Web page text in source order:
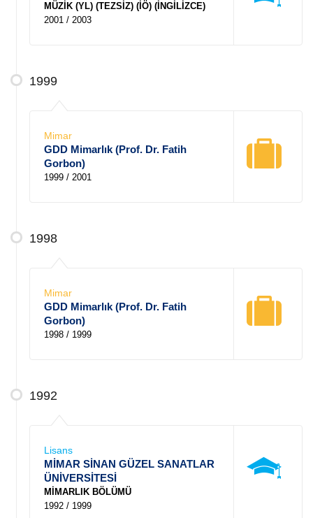
MÜZİK (YL) (TEZSİZ) (İÖ) (İNGİLİZCE)
2001 / 2003
1999
Mimar
GDD Mimarlık (Prof. Dr. Fatih
Gorbon)
1999 / 2001
1998
Mimar
GDD Mimarlık (Prof. Dr. Fatih
Gorbon)
1998 / 1999
1992
Lisans
MİMAR SİNAN GÜZEL SANATLAR
ÜNİVERSİTESİ
MİMARLIK BÖLÜMÜ
1992 / 1999